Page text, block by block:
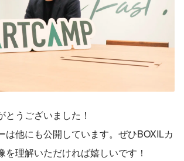
うございました！
は他にも公開しています。ぜひBOXILカ
を理解いただければ嬉しいです！